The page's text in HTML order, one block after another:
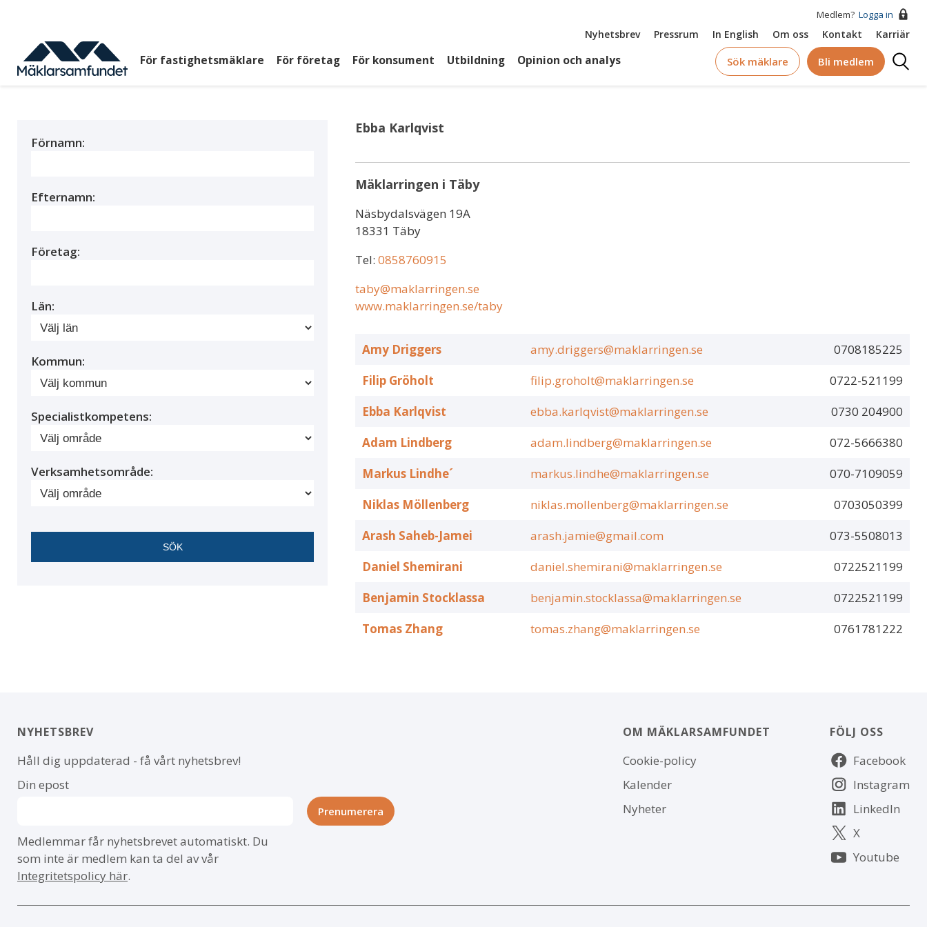
huvudinnehåll
Medlem? Logga in
Top
Nyhetsbrev Pressrum In English Om oss Kontakt Karriär
Huvudmeny
För fastighetsmäklare För företag För konsument Utbildning Opinion och analys Sök mäklare Bli medlem
Logga
Ebba Karlqvist
Mäklarringen i Täby
Näsbydalsvägen 19A
18331 Täby
Tel: 0858760915
taby@maklarringen.se
www.maklarringen.se/taby
Amy Driggers amy.driggers@maklarringen.se
0708185225
Filip Gröholt
filip.groholt@maklarringen.se
0722-521199
Ebba Karlqvist
ebba.karlqvist@maklarringen.se
0730 204900
Adam Lindberg
adam.lindberg@maklarringen.se
072-5666380
Markus Lindhe´
markus.lindhe@maklarringen.se
070-7109059
Niklas Möllenberg
niklas.mollenberg@maklarringen.se
0703050399
Arash Saheb-Jamei
arash.jamie@gmail.com
073-5508013
Daniel Shemirani
daniel.shemirani@maklarringen.se
0722521199
Benjamin Stocklassa
benjamin.stocklassa@maklarringen.se
0722521199
Tomas Zhang
tomas.zhang@maklarringen.se 0761781222
Förnamn:
Efternamn:
Företag:
Län:
Kommun:
Specialistkompetens:
Verksamhetsområde:
NYHETSBREV
Håll dig uppdaterad - få vårt nyhetsbrev!
Din epost
Medlemmar får nyhetsbrevet automatiskt. Du
som inte är medlem kan ta del av vår
Integritetspolicy här.
OM MÄKLARSAMFUNDET
Om
Cookie-policy
Kalender
Nyheter
FÖLJ OSS
Följ
oss
Facebook
Instagram
LinkedIn
X
Youtube